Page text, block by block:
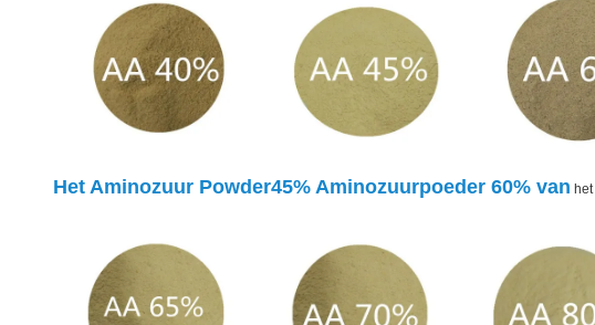
Het Aminozuur Powder45% Aminozuurpoeder 60% van het